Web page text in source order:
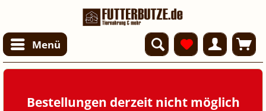
Menü
Bestellungen derzeit nicht möglich